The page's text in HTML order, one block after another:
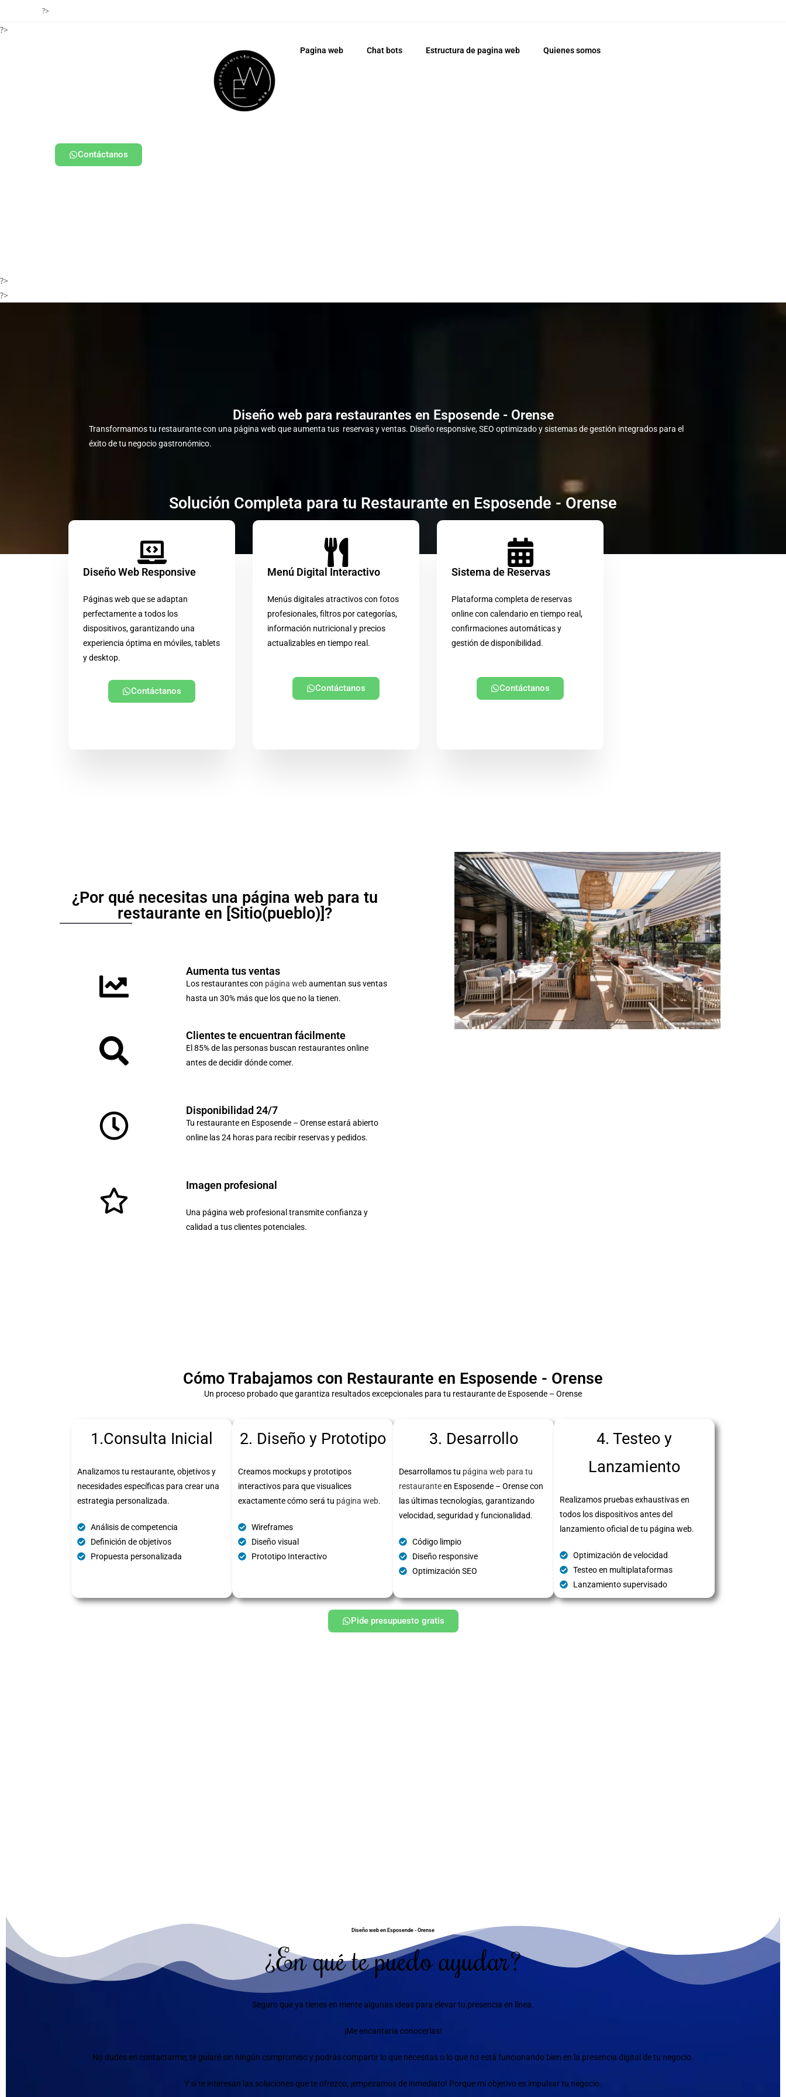
?>
?>
Contáctanos
Pagina web Chat bots Estructura de pagina web Quienes somos
?>
?>
Diseño web para restaurantes en Esposende - Orense
Transformamos tu restaurante con una página web que aumenta tus reservas y ventas. Diseño responsive, SEO optimizado y sistemas de gestión integrados para el
éxito de tu negocio gastronómico.
Solución Completa para tu Restaurante en Esposende - Orense
Diseño Web Responsive
Páginas web que se adaptan
perfectamente a todos los
dispositivos, garantizando una
experiencia óptima en móviles, tablets
y desktop.
Contáctanos
Menú Digital Interactivo
Menús digitales atractivos con fotos
profesionales, filtros por categorías,
información nutricional y precios
actualizables en tiempo real.
Contáctanos
Sistema de Reservas
Plataforma completa de reservas
online con calendario en tiempo real,
confirmaciones automáticas y
gestión de disponibilidad.
Contáctanos
¿Por qué necesitas una página web para tu
restaurante en [Sitio(pueblo)]?
Aumenta tus ventas
Los restaurantes con página webaumentan sus ventas
hasta un 30% más que los que no la tienen.
Clientes te encuentran fácilmente
El 85% de las personas buscan restaurantes online
antes de decidir dónde comer.
Disponibilidad 24/7
Tu restaurante en Esposende – Orense estará abierto
online las 24 horas para recibir reservas y pedidos.
Imagen profesional
Una página web profesional transmite confianza y
calidad a tus clientes potenciales.
Cómo Trabajamos con Restaurante en Esposende - Orense
Un proceso probado que garantiza resultados excepcionales para tu restaurante de Esposende – Orense
1.Consulta Inicial
Analizamos tu restaurante, objetivos y
necesidades específicas para crear una
estrategia personalizada.
Análisis de competencia
Definición de objetivos
Propuesta personalizada
2. Diseño y Prototipo
Creamos mockups y prototipos
interactivos para que visualices
exactamente cómo será tu página web.
Wireframes
Diseño visual
Prototipo Interactivo
3. Desarrollo
Desarrollamos tu página web para tu
restauranteen Esposende – Orense con
las últimas tecnologías, garantizando
velocidad, seguridad y funcionalidad.
Código limpio
Diseño responsive
Optimización SEO
4. Testeo y
Lanzamiento
Realizamos pruebas exhaustivas en
todos los dispositivos antes del
lanzamiento oficial de tu página web.
Optimización de velocidad
Testeo en multiplataformas
Lanzamiento supervisado
Pide presupuesto gratis
Diseño web en Esposende - Orense
¿En qué te puedo ayudar?
Seguro que ya tienes en mente algunas ideas para elevar tu presencia en línea.
¡Me encantaría conocerlas!
No dudes en contactarme; te guiaré sin ningún compromiso y podrás compartir lo que necesitas o lo que no está funcionando bien en la presencia digital de tu negocio.
Y si te interesan las soluciones que te ofrezco, ¡empezamos de inmediato! Porque mi objetivo es impulsar tu negocio.